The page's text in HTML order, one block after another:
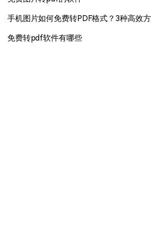
手机图片如何免费转PDF格式？3种高效方
免费转pdf软件有哪些